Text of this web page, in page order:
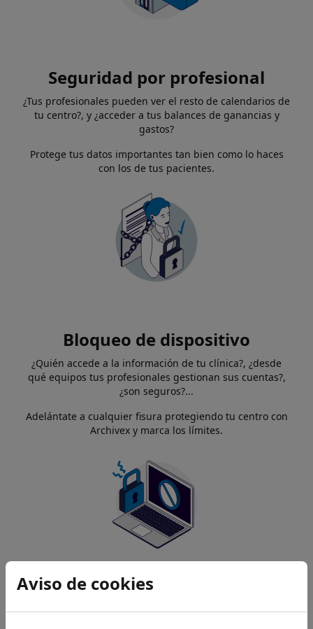
Seguridad por profesional
¿Tus profesionales pueden ver el resto de calendarios de
tu centro?, y ¿acceder a tus balances de ganancias y
gastos?
Protege tus datos importantes tan bien como lo haces
con los de tus pacientes.
Bloqueo de dispositivo
¿Quién accede a la información de tu clínica?, ¿desde
qué equipos tus profesionales gestionan sus cuentas?,
¿son seguros?...
Adelántate a cualquier fisura protegiendo tu centro con
Archivex y marca los límites.
Aviso de cookies